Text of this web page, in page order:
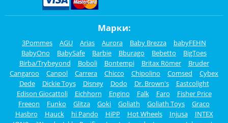
Марки:
3Pommes AGU Arias Aurora Baby Brezza
babyFEHN
BabyOno
BabySafe Barbie Bburago Bebetto
BigToes
Birba/Trybeyond
Boboli Bontempi Britax Römer
Bruder
Cangaroo
Canpol Carrera Chicco Chipolino Comsed
Cybex
Dede
Dickie Toys Disney Dodo Dr. Brown's
Eastcolight
Edison Giocattoli
Eichhorn Engino Falk Faro
Fisher Price
Freeon
Funko Glitza Goki Goliath Goliath Toys
Graco
Hasbro
Hauck hi Pando HiPP Hot Wheels Injusa
INTEX